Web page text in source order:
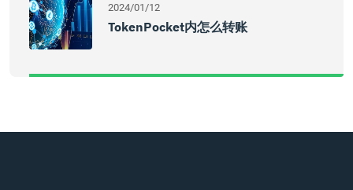
2024/01/12
TokenPocket内怎么转账